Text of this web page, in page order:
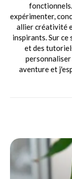
fonctionnels.
expérimenter,
allier créativité
inspirants. Sur ce
et des
personnaliser
aventure et